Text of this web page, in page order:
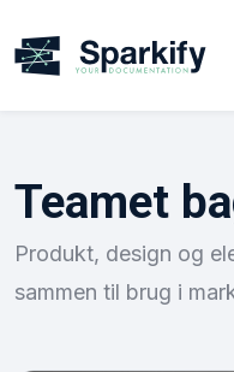
Teamet
Produkt, design og
sammen til brug i